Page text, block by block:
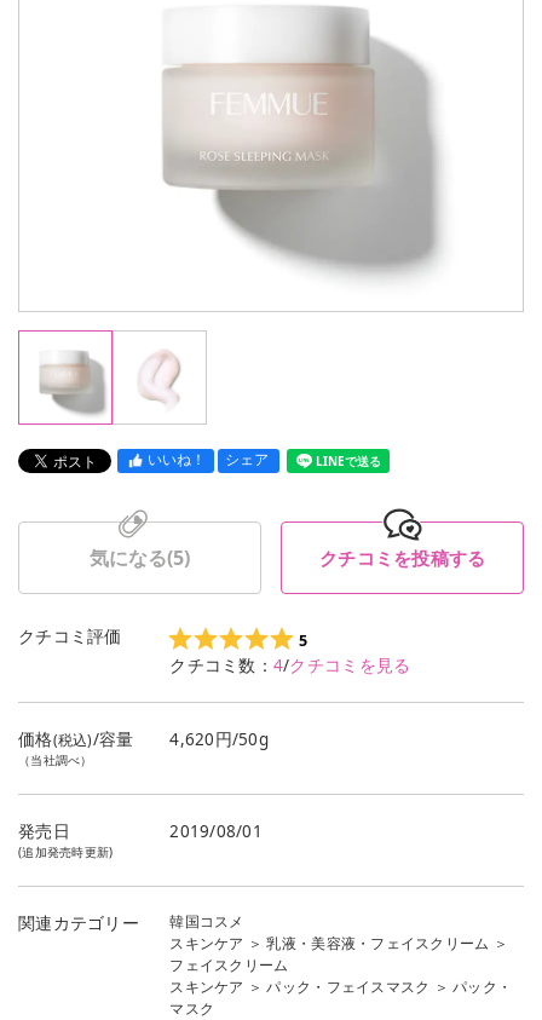
いいね！ シェア LINEで送る
気になる(5) クチコミを投稿する
クチコミ評価 5
クチコミ数： 4/クチコミを見る
価格(税込)/容量
（当社調べ）
4,620円/50g
発売日
(追加発売時更新)
2019/08/01
関連カテゴリー
韓国コスメ
スキンケア ＞乳液・美容液・フェイスクリーム ＞
フェイスクリーム
スキンケア ＞パック・フェイスマスク ＞パック・
マスク